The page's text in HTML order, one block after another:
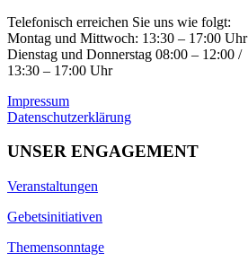
Telefonisch erreichen Sie uns wie folgt:
Montag und Mittwoch: 13:30 – 17:00 Uhr
Dienstag und Donnerstag 08:00 – 12:00 /
13:30 – 17:00 Uhr
Impressum
Datenschutzerklärung
UNSER ENGAGEMENT
Veranstaltungen
Gebetsinitiativen
Themensonntage